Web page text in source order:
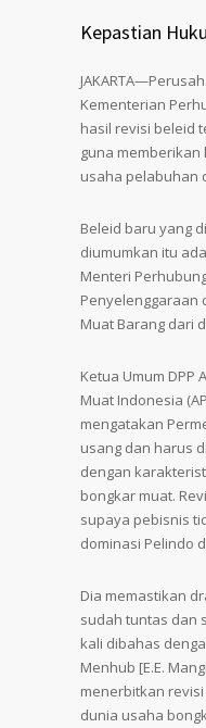
Kepastian
Kementerian
hasil revisi beleid
guna
usaha pelabuhan
Beleid baru yang
diumumkan itu
Menteri
Penyelenggaraan
Muat Barang dari
Ketua Umum DPP
Muat Indonesia
mengatakan
usang dan harus
dengan
bongkar muat.
supaya pebisnis
dominasi Pelindo
Dia memastikan
sudah tuntas dan
kali dibahas
Menhub [E.E.
menerbitkan
dunia usaha